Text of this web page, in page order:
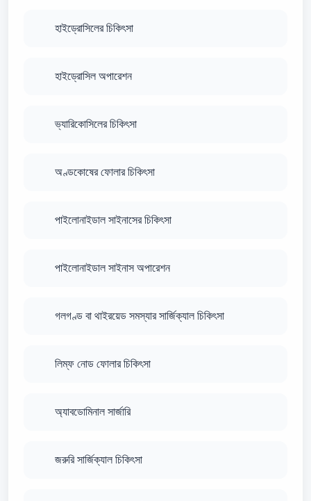
হাইড্রোসিলের চিকিৎসা
হাইড্রোসিল অপারেশন
ভ্যারিকোসিলের চিকিৎসা
অণ্ডকোষের ফোলার চিকিৎসা
পাইলোনাইডাল সাইনাসের চিকিৎসা
পাইলোনাইডাল সাইনাস অপারেশন
গলগণ্ড বা থাইরয়েড সমস্যার সার্জিক্যাল চিকিৎসা
লিম্ফ নোড ফোলার চিকিৎসা
অ্যাবডোমিনাল সার্জারি
জরুরি সার্জিক্যাল চিকিৎসা